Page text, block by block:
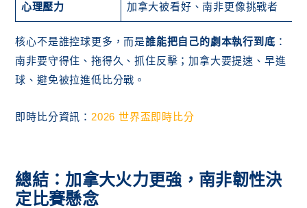
心理壓力 加拿大被看好、南非更像挑戰者
核心不是誰控球更多，而是誰能把自己的劇本執行到底 ：
南非要守得住、拖得久、抓住反擊；加拿大要提速、早進
球、避免被拉進低比分戰。
即時比分資訊： 2026 世界盃即時比分
總結：加拿大火力更強，南非韌性決
定比賽懸念